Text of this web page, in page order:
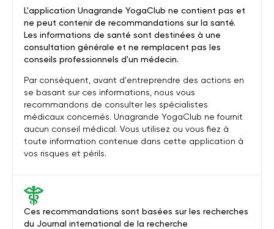
Ces recommandations sont basées sur les recherches
du Journal international de la recherche
L'application Unagrande YogaClub ne contient pas et
ne peut contenir de recommandations sur la santé.
Les informations de santé sont destinées à une
consultation générale et ne remplacent pas les
conseils professionnels d'un médecin.
Par conséquent, avant d'entreprendre des actions en
se basant sur ces informations, nous vous
recommandons de consulter les spécialistes
médicaux concernés. Unagrande YogaClub ne fournit
aucun conseil médical. Vous utilisez ou vous fiez à
toute information contenue dans cette application à
vos risques et périls.